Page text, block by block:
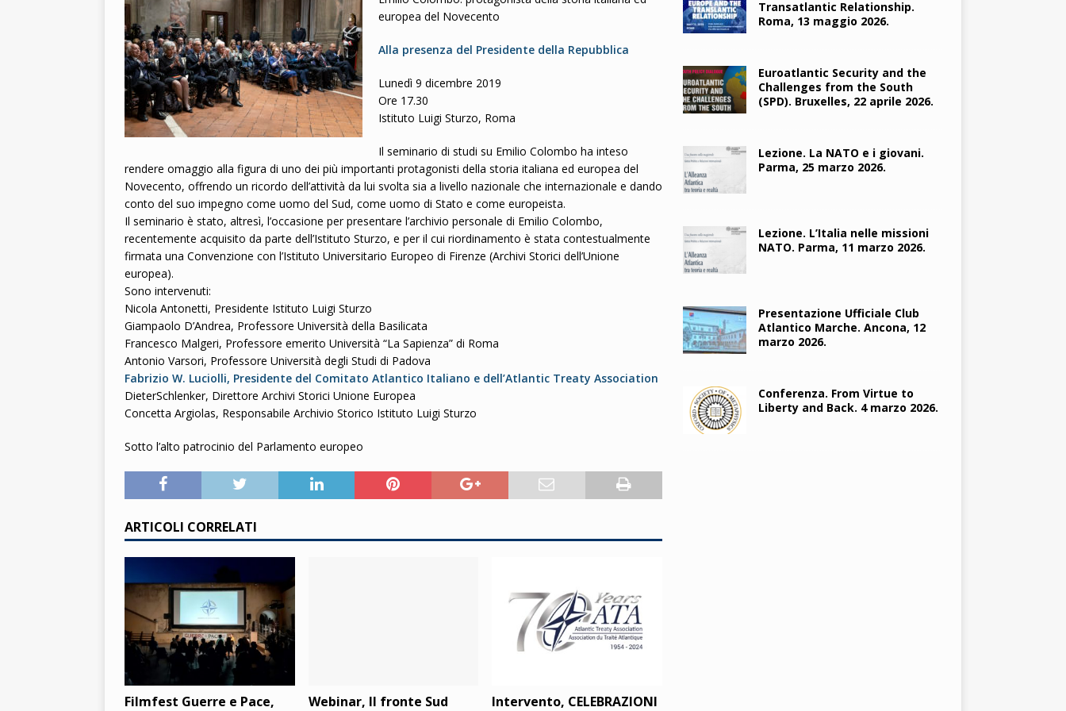
2026
europea del Novecento
Alla presenza del Presidente della Repubblica
Lunedì 9 dicembre 2019
Ore 17.30
Istituto Luigi Sturzo, Roma
Il seminario di studi su Emilio Colombo ha inteso
rendere omaggio alla figura di uno dei più importanti protagonisti della storia italiana ed europea del
Novecento, offrendo un ricordo dell’attività da lui svolta sia a livello nazionale che internazionale e dando
conto del suo impegno come uomo del Sud, come uomo di Stato e come europeista.
Il seminario è stato, altresì, l’occasione per presentare l’archivio personale di Emilio Colombo,
recentemente acquisito da parte dell’Istituto Sturzo, e per il cui riordinamento è stata contestualmente
firmata una Convenzione con l’Istituto Universitario Europeo di Firenze (Archivi Storici dell’Unione
europea).
Sono intervenuti:
Nicola Antonetti, Presidente Istituto Luigi Sturzo
Giampaolo D’Andrea, Professore Università della Basilicata
Francesco Malgeri, Professore emerito Università “La Sapienza” di Roma
Antonio Varsori, Professore Università degli Studi di Padova
Fabrizio W. Luciolli, Presidente del Comitato Atlantico Italiano e dell’Atlantic Treaty Association
DieterSchlenker, Direttore Archivi Storici Unione Europea
Concetta Argiolas, Responsabile Archivio Storico Istituto Luigi Sturzo
Sotto l’alto patrocinio del Parlamento europeo
ARTICOLI CORRELATI
Filmfest Guerre e Pace,
Webinar, Il fronte Sud
Intervento, CELEBRAZIONI
Transatlantic Relationship.
Roma, 13 maggio 2026.
Euroatlantic Security and the
Challenges from the South
(SPD). Bruxelles, 22 aprile 2026.
Lezione. La NATO e i giovani.
Parma, 25 marzo 2026.
Lezione. L’Italia nelle missioni
NATO. Parma, 11 marzo 2026.
Presentazione Ufficiale Club
Atlantico Marche. Ancona, 12
marzo 2026.
Conferenza. From Virtue to
Liberty and Back. 4 marzo 2026.